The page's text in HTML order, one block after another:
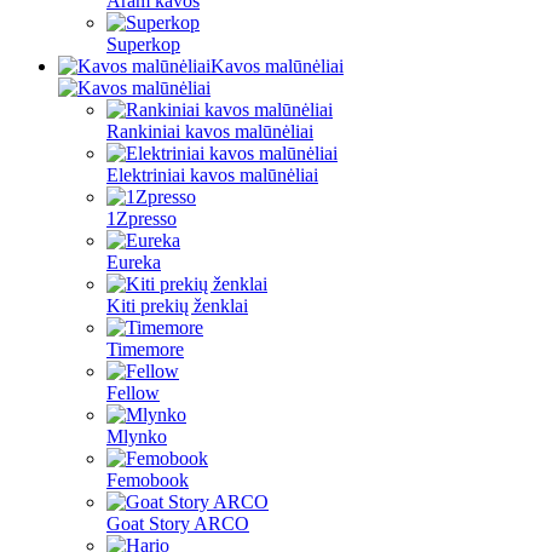
Superkop
Kavos malūnėliai
Rankiniai kavos malūnėliai
Elektriniai kavos malūnėliai
1Zpresso
Eureka
Kiti prekių ženklai
Timemore
Fellow
Mlynko
Femobook
Goat Story ARCO